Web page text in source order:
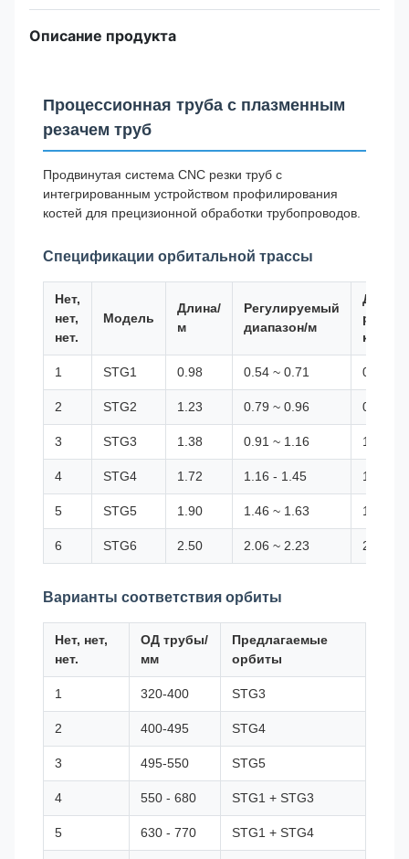
Описание продукта
Процессионная труба с плазменным
резачем труб
Продвинутая система CNC резки труб с
интегрированным устройством профилирования
костей для прецизионной обработки трубопроводов.
Спецификации орбитальной трассы
Нет,
нет,
нет.
Модель
Длина/
м
Регулируемый
диапазон/м
когтей
1 STG1 0.98 0.54 ~ 0.71 0.68-
2 STG2 1.23 0.79 ~ 0.96 0.93 ~
3 STG3 1.38 0.91 ~ 1.16 1.06 ~
4 STG4 1.72 1.16 - 1.45 1.30 ~
5 STG5 1.90 1.46 ~ 1.63 1.60 ~
6 STG6 2.50 2.06 ~ 2.23 2.20 -
Варианты соответствия орбиты
Нет, нет,
нет.
ОД трубы/
мм
Предлагаемые
орбиты
1 320-400 STG3
2 400-495 STG4
3 495-550 STG5
4 550 - 680 STG1 + STG3
5 630 - 770 STG1 + STG4